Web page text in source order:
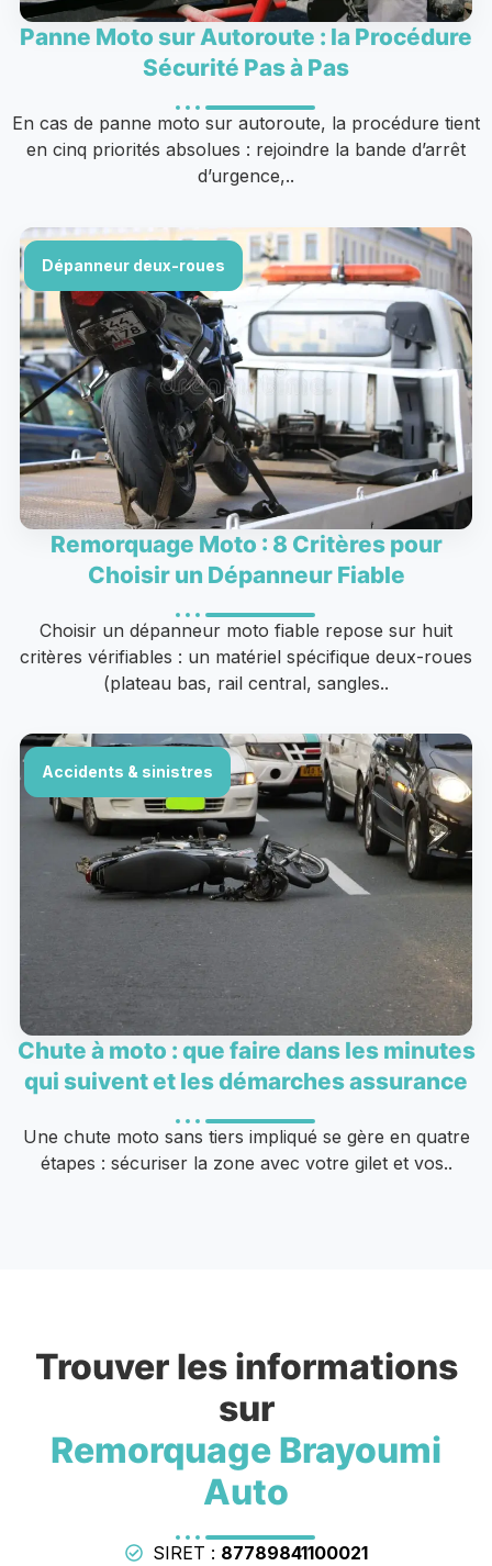
Panne Moto sur Autoroute : la Procédure
Sécurité Pas à Pas
En cas de panne moto sur autoroute, la procédure tient
en cinq priorités absolues : rejoindre la bande d’arrêt
d’urgence,..
Dépanneur deux-roues
Remorquage Moto : 8 Critères pour
Choisir un Dépanneur Fiable
Choisir un dépanneur moto fiable repose sur huit
critères vérifiables : un matériel spécifique deux-roues
(plateau bas, rail central, sangles..
Accidents & sinistres
Chute à moto : que faire dans les minutes
qui suivent et les démarches assurance
Une chute moto sans tiers impliqué se gère en quatre
étapes : sécuriser la zone avec votre gilet et vos..
Trouver les informations
sur
Remorquage Brayoumi
Auto
SIRET : 87789841100021